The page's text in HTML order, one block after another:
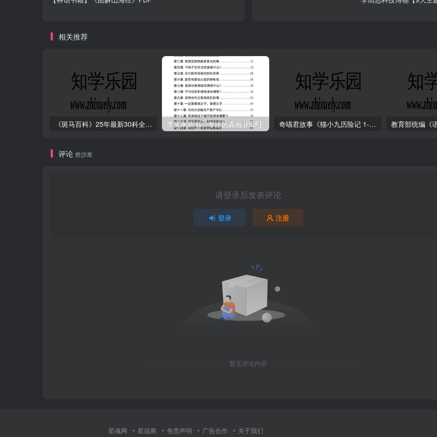
相关推荐
《斑马百科》25年最新30科全套高清视频 李笑来新书：专注的真相 [PDF] 奇喵君故事《猫小九历险记 1-4季 (少儿大型奇幻冒险之旅)
评论 抢沙发
请登录后发表评论
登录 注册
暂无评论内容
星魂网 星战阁 免责声明 广告合作 关于我们